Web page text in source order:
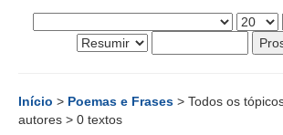
Início > Poemas e Frases > Todos os
autores > 0 textos